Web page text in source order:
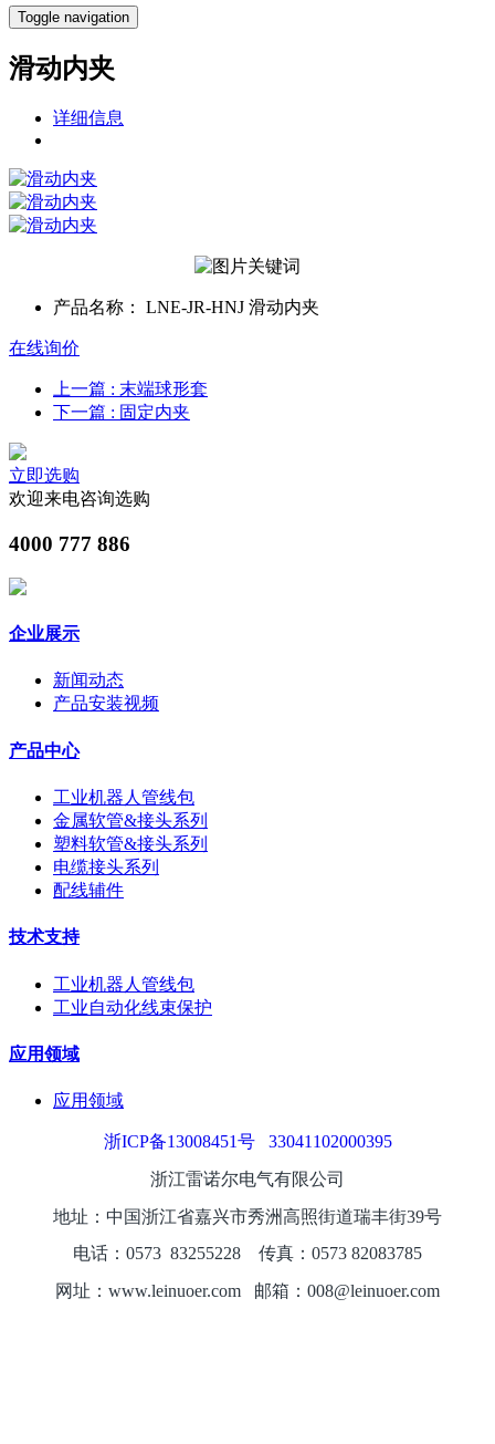
Toggle navigation
滑动内夹
详细信息
产品名称： LNE-JR-HNJ 滑动内夹
在线询价
上一篇 : 末端球形套
下一篇 : 固定内夹
立即选购
欢迎来电咨询选购
4000 777 886
企业展示
新闻动态
产品安装视频
产品中心
工业机器人管线包
金属软管&接头系列
塑料软管&接头系列
电缆接头系列
配线辅件
技术支持
工业机器人管线包
工业自动化线束保护
应用领域
应用领域
浙ICP备13008451号
33041102000395
浙江雷诺尔电气有限公司
地址：中国浙江省嘉兴市秀洲高照街道瑞丰街39号
电话：0573 83255228
传真：0573 82083785
网址：www.leinuoer.com 邮箱：008@leinuoer.com